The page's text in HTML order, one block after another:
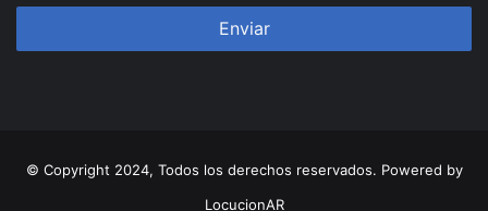
© Copyright 2024, Todos los derechos reservados. Powered by
LocucionAR